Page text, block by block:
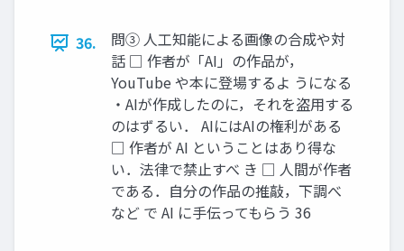
36.
問③ 人工知能による画像の合成や対
話 □ 作者が「AI」の作品が，
YouTube や本に登場するよ うになる
・AIが作成したのに，それを盗用する
のはずるい． AIにはAIの権利がある
□ 作者が AI ということはあり得な
い．法律で禁止すべ き □ 人間が作者
である．自分の作品の推敲，下調べ
など で AI に手伝ってもらう 36